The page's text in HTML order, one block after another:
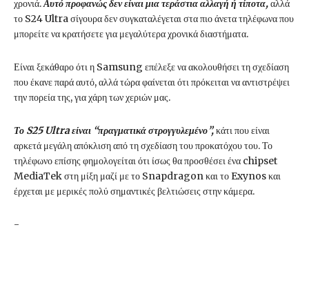
χρονιά.Αυτό προφανώς δεν είναι μια τεράστια αλλαγή ή τίποτα,αλλά
το S24 Ultra σίγουρα δεν συγκαταλέγεται στα πιο άνετα τηλέφωνα που
μπορείτε να κρατήσετε για μεγαλύτερα χρονικά διαστήματα.
Είναι ξεκάθαρο ότι η Samsung επέλεξε να ακολουθήσει τη σχεδίαση
που έκανε παρά αυτό, αλλά τώρα φαίνεται ότι πρόκειται να αντιστρέψει
την πορεία της, για χάρη των χεριών μας.
Το S25 Ultra είναι “πραγματικά στρογγυλεμένο”,κάτι που είναι
αρκετά μεγάλη απόκλιση από τη σχεδίαση του προκατόχου του. Το
τηλέφωνο επίσης φημολογείται ότι ίσως θα προσθέσει ένα chipset
MediaTek στη μίξη μαζί με το Snapdragon και το Exynos και
έρχεται με μερικές πολύ σημαντικές βελτιώσεις στην κάμερα.
-